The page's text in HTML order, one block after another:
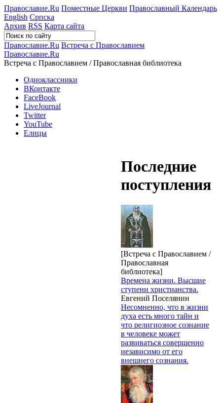
Православие.Ru Поместные Церкви Православный Календарь
English Српска
Архив RSS Карта сайта
Православие.Ru Встреча с Православием
Православие.Ru
Встреча с Православием / Православная библиотека
Одноклассники
ВКонтакте
FaceBook
LiveJournal
Twitter
YouTube
Елицы
Последние
поступления
[Встреча с Православием /
Православная
библиотека]
Времена жизни. Высшие
ступени христианства.
Евгений Поселянин
Несомненно, что в жизни
духа есть много тайн и
что религиозное сознание
в человеке может
развиваться совершенно
независимо от его
внешнего сознания.